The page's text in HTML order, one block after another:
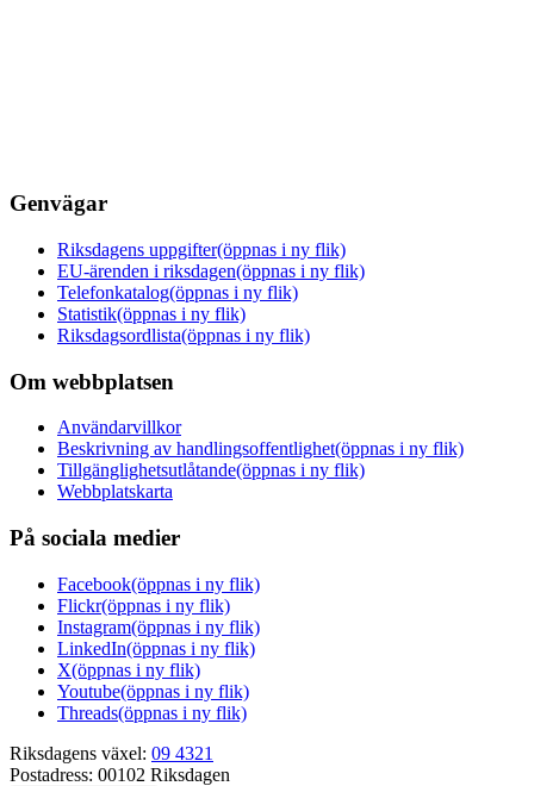
Genvägar
Riksdagens uppgifter(öppnas i ny flik)
EU-ärenden i riksdagen(öppnas i ny flik)
Telefonkatalog(öppnas i ny flik)
Statistik(öppnas i ny flik)
Riksdagsordlista(öppnas i ny flik)
Om webbplatsen
Användarvillkor
Beskrivning av handlingsoffentlighet(öppnas i ny flik)
Tillgänglighetsutlåtande(öppnas i ny flik)
Webbplatskarta
På sociala medier
Facebook(öppnas i ny flik)
Flickr(öppnas i ny flik)
Instagram(öppnas i ny flik)
LinkedIn(öppnas i ny flik)
X(öppnas i ny flik)
Youtube(öppnas i ny flik)
Threads(öppnas i ny flik)
Riksdagens växel: 09 4321
Postadress: 00102 Riksdagen